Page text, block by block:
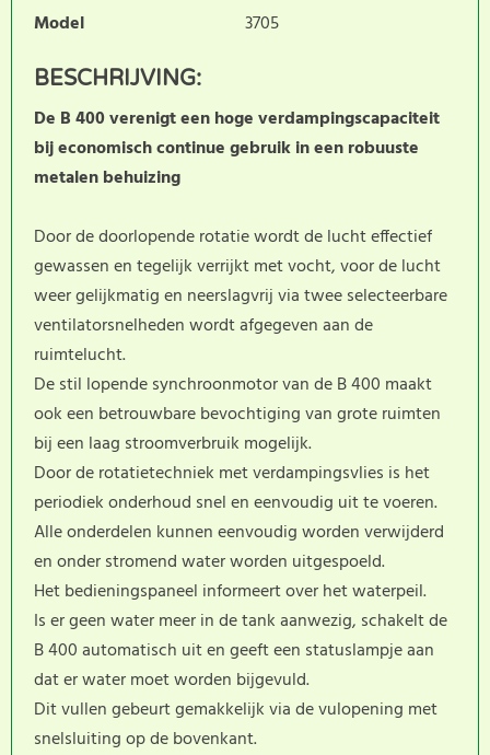
Model 3705
BESCHRIJVING:
De B 400 verenigt een hoge verdampingscapaciteit
bij economisch continue gebruik in een robuuste
metalen behuizing
Door de doorlopende rotatie wordt de lucht effectief
gewassen en tegelijk verrijkt met vocht, voor de lucht
weer gelijkmatig en neerslagvrij via twee selecteerbare
ventilatorsnelheden wordt afgegeven aan de
ruimtelucht.
De stil lopende synchroonmotor van de B 400 maakt
ook een betrouwbare bevochtiging van grote ruimten
bij een laag stroomverbruik mogelijk.
Door de rotatietechniek met verdampingsvlies is het
periodiek onderhoud snel en eenvoudig uit te voeren.
Alle onderdelen kunnen eenvoudig worden verwijderd
en onder stromend water worden uitgespoeld.
Het bedieningspaneel informeert over het waterpeil.
Is er geen water meer in de tank aanwezig, schakelt de
B 400 automatisch uit en geeft een statuslampje aan
dat er water moet worden bijgevuld.
Dit vullen gebeurt gemakkelijk via de vulopening met
snelsluiting op de bovenkant.